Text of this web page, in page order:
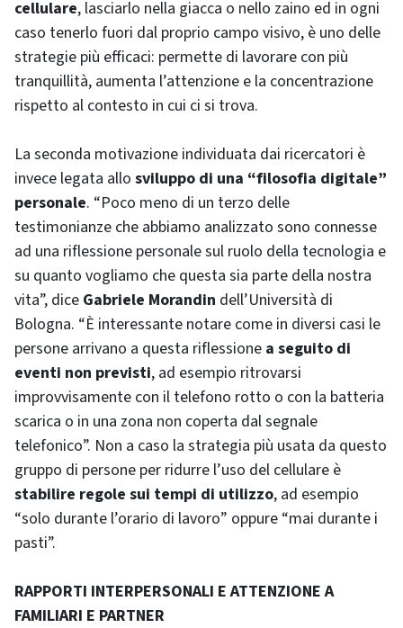
cellulare, lasciarlo nella giacca o nello zaino ed in ogni
caso tenerlo fuori dal proprio campo visivo, è uno delle
strategie più efficaci: permette di lavorare con più
tranquillità, aumenta l’attenzione e la concentrazione
rispetto al contesto in cui ci si trova.
La seconda motivazione individuata dai ricercatori è
invece legata allo sviluppo di una “filosofia digitale”
personale. “Poco meno di un terzo delle
testimonianze che abbiamo analizzato sono connesse
ad una riflessione personale sul ruolo della tecnologia e
su quanto vogliamo che questa sia parte della nostra
vita”, dice Gabriele Morandin dell’Università di
Bologna. “È interessante notare come in diversi casi le
persone arrivano a questa riflessione a seguito di
eventi non previsti, ad esempio ritrovarsi
improvvisamente con il telefono rotto o con la batteria
scarica o in una zona non coperta dal segnale
telefonico”. Non a caso la strategia più usata da questo
gruppo di persone per ridurre l’uso del cellulare è
stabilire regole sui tempi di utilizzo, ad esempio
“solo durante l’orario di lavoro” oppure “mai durante i
pasti”.
RAPPORTI INTERPERSONALI E ATTENZIONE A
FAMILIARI E PARTNER